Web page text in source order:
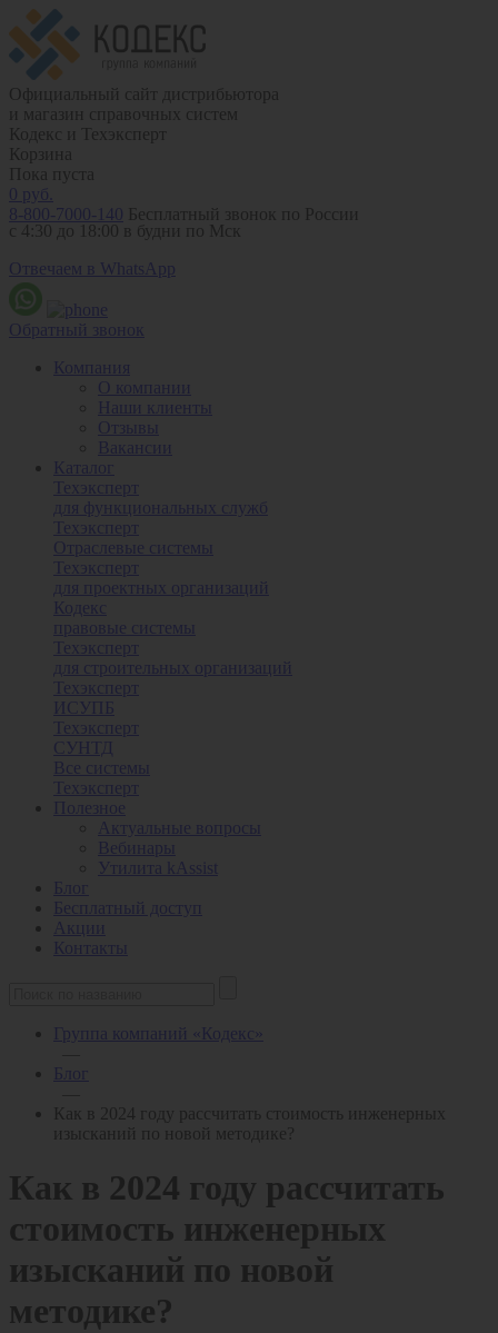
Официальный сайт дистрибьютора
и магазин справочных систем
Кодекс и Техэксперт
Корзина
Пока пуста
0 руб.
8-800-7000-140 Бесплатный звонок по России
с 4:30 до 18:00 в будни по Мск
Отвечаем в WhatsApp
Обратный звонок
Компания
О компании
Наши клиенты
Отзывы
Вакансии
Каталог
Техэксперт
для функциональных служб
Техэксперт
Отраслевые системы
Техэксперт
для проектных организаций
Кодекс
правовые системы
Техэксперт
для строительных организаций
Техэксперт
ИСУПБ
Техэксперт
СУНТД
Все системы
Техэксперт
Полезное
Актуальные вопросы
Вебинары
Утилита kAssist
Блог
Бесплатный доступ
Акции
Контакты
Группа компаний «Кодекс»
Блог
Как в 2024 году рассчитать стоимость инженерных
изысканий по новой методике?
Как в 2024 году рассчитать
стоимость инженерных
изысканий по новой
методике?